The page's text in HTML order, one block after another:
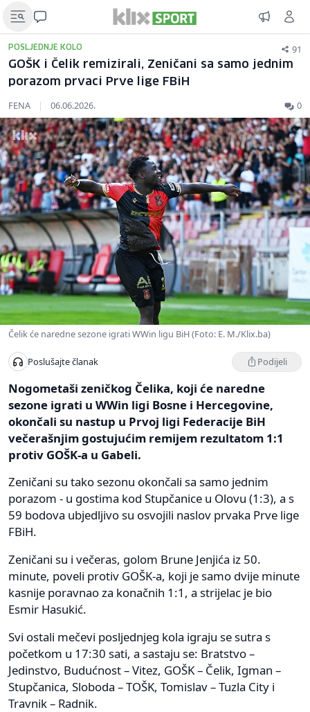
POSLJEDNJE KOLO 91
GOŠK i Čelik remizirali, Zeničani sa samo jednim
porazom prvaci Prve lige FBiH
FENA | 06.06.2026. 0
Čelik će naredne sezone igrati WWin ligu BiH (Foto: E. M./Klix.ba)
Poslušajte članak Podijeli
Nogometaši zeničkog Čelika, koji će naredne
sezone igrati u WWin ligi Bosne i Hercegovine,
okončali su nastup u Prvoj ligi Federacije BiH
večerašnjim gostujućim remijem rezultatom 1:1
protiv GOŠK-a u Gabeli.
Zeničani su tako sezonu okončali sa samo jednim
porazom - u gostima kod Stupčanice u Olovu (1:3), a s
59 bodova ubjedljivo su osvojili naslov prvaka Prve lige
FBiH.
Zeničani su i večeras, golom Brune Jenjića iz 50.
minute, poveli protiv GOŠK-a, koji je samo dvije minute
kasnije poravnao za konačnih 1:1, a strijelac je bio
Esmir Hasukić.
Svi ostali mečevi posljednjeg kola igraju se sutra s
početkom u 17:30 sati, a sastaju se: Bratstvo –
Jedinstvo, Budućnost – Vitez, GOŠK – Čelik, Igman –
Stupčanica, Sloboda – TOŠK, Tomislav – Tuzla City i
Travnik – Radnik.